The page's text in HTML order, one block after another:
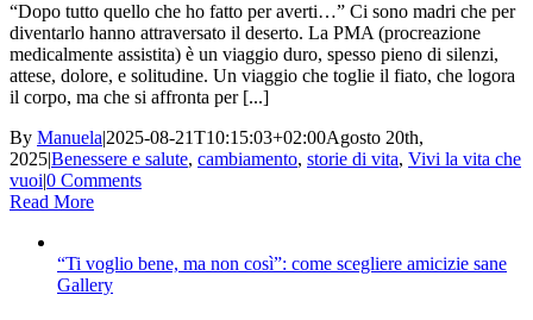
“Dopo tutto quello che ho fatto per averti…” Ci sono madri che per
diventarlo hanno attraversato il deserto. La PMA (procreazione
medicalmente assistita) è un viaggio duro, spesso pieno di silenzi,
attese, dolore, e solitudine. Un viaggio che toglie il fiato, che logora
il corpo, ma che si affronta per [...]
By Manuela|2025-08-21T10:15:03+02:00Agosto 20th,
2025|Benessere e salute, cambiamento, storie di vita, Vivi la vita che
vuoi|0 Comments
Read More
“Ti voglio bene, ma non così”: come scegliere amicizie sane
Gallery